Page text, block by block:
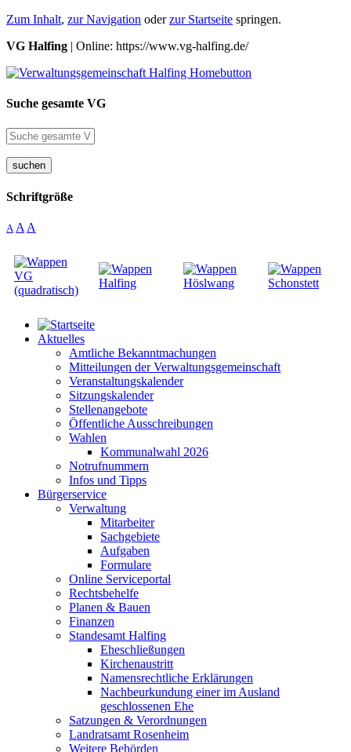
Zum Inhalt, zur Navigation oderzur Startseite springen.
VG Halfing | Online: https://www.vg-halfing.de/
Suche gesamte VG
suchen
Schriftgröße
A A A
Aktuelles
Amtliche Bekanntmachungen
Mitteilungen der Verwaltungsgemeinschaft
Veranstaltungskalender
Sitzungskalender
Stellenangebote
Öffentliche Ausschreibungen
Wahlen
Kommunalwahl 2026
Notrufnummern
Infos und Tipps
Bürgerservice
Verwaltung
Mitarbeiter
Sachgebiete
Aufgaben
Formulare
Online Serviceportal
Rechtsbehelfe
Planen & Bauen
Finanzen
Standesamt Halfing
Eheschließungen
Kirchenaustritt
Namensrechtliche Erklärungen
Nachbeurkundung einer im Ausland
geschlossenen Ehe
Satzungen & Verordnungen
Landratsamt Rosenheim
Weitere Behörden